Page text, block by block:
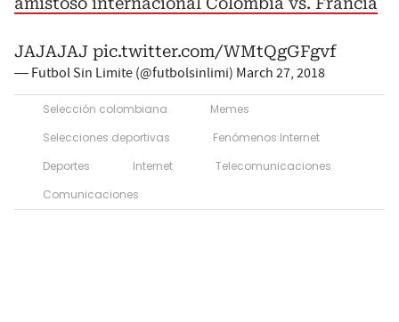
JAJAJAJ pic.twitter.com/WMtQgGFgvf
— Futbol Sin Limite (@futbolsinlimi) March 27, 2018
Selección colombiana
Memes
Selecciones deportivas
Fenómenos Internet
Deportes
Internet
Telecomunicaciones
Comunicaciones